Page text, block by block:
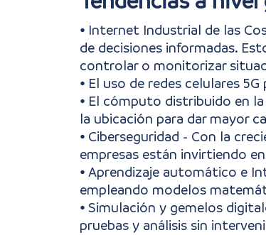
⦁ Internet Industrial de las
de decisiones informadas.
controlar o monitorizar
⦁ El uso de redes celulares
⦁ El cómputo distribuido en
la ubicación para dar mayor
⦁ Ciberseguridad - Con la
empresas están invirtiendo
⦁ Aprendizaje automático e
empleando modelos
⦁ Simulación y gemelos
pruebas y análisis sin